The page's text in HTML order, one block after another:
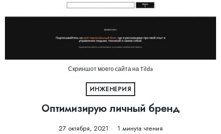
Скриншот моего сайта на Tilda
ИНЖЕНЕРИЯ
Оптимизирую личный бренд
27 октября, 2021 1 минута чтения